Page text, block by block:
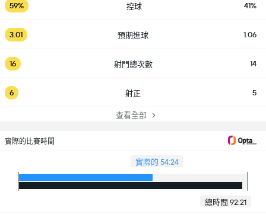
59% 控球 41%
3.01 預期進球 1.06
16 射門總次數 14
6 射正 5
查看全部
實際的比賽時間
實際的 54:24
總時間 92:21